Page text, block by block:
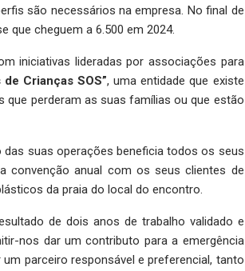
são necessários na empresa. No final de
que cheguem a 6.500 em 2024.
iniciativas lideradas por associações para
Crianças SOS”, uma entidade que existe
que perderam as suas famílias ou que estão
das suas operações beneficia todos os seus
convenção anual com os seus clientes de
da praia do local do encontro.
de dois anos de trabalho validado e
nos dar um contributo para a emergência
parceiro responsável e preferencial, tanto